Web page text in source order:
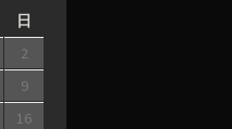
日
2
9
16